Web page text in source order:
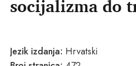
socijalizma do
Jezik izdanja: Hrvatski